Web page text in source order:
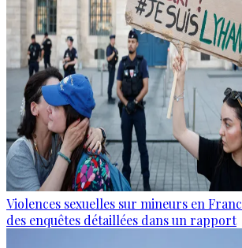
Violences sexuelles sur mineurs en
des enquêtes détaillées dans un rapport